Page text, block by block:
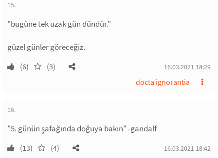
15.
"bugüne tek uzak gün dündür."
güzel günler göreceğiz.
(6) (3) 16.03.2021 18:29
docta ignorantia
16.
"5. günün şafağında doğuya bakın" -gandalf
(13) (4) 16.03.2021 18:42